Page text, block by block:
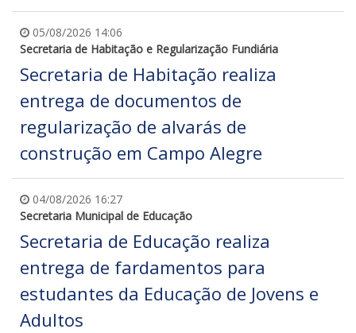
05/08/2026 14:06
Secretaria de Habitação e Regularização Fundiária
Secretaria de Habitação realiza
entrega de documentos de
regularização de alvarás de
construção em Campo Alegre
04/08/2026 16:27
Secretaria Municipal de Educação
Secretaria de Educação realiza
entrega de fardamentos para
estudantes da Educação de Jovens e
Adultos